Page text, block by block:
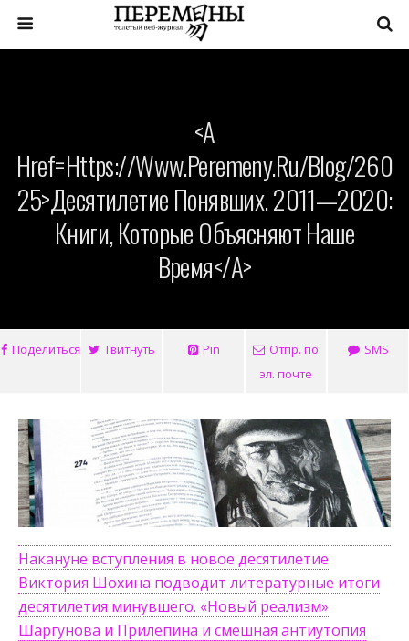
<a
Href=https://www.peremeny.ru/blog/260
25>Десятилетие Понявших. 2011—2020:
Книги, Которые Объясняют Наше
Время</a>
Поделиться Твитнуть Pin
Отпр. по
эл. почте
SMS
Накануне вступления в новое десятилетие
Виктория Шохина подводит литературные итоги
десятилетия минувшего. «Новый реализм»
Шаргунова и Прилепина и смешная антиутопия